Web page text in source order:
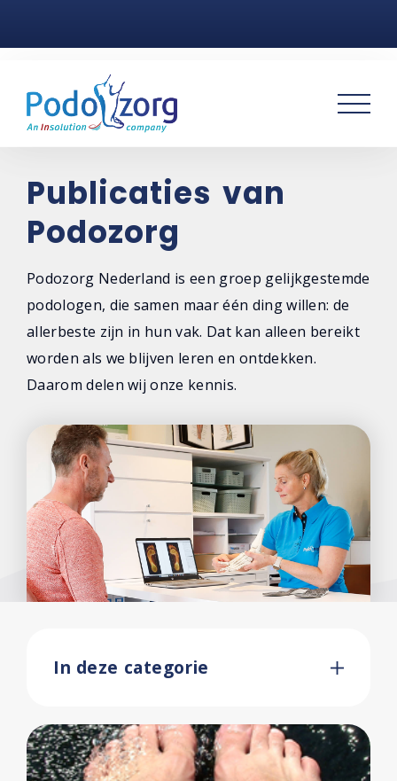
Voetklachten
Podotherapie
Praktijken
Over ons
Contact
Publicaties van
Podozorg
Podozorg Nederland is een groep gelijkgestemde
podologen, die samen maar één ding willen: de
allerbeste zijn in hun vak. Dat kan alleen bereikt
worden als we blijven leren en ontdekken.
Daarom delen wij onze kennis.
In deze categorie